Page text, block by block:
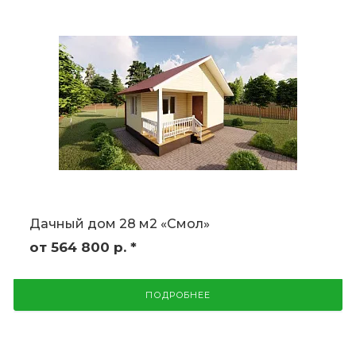
Дачный дом 28 м2 «Смол»
от 564 800 р. *
ПОДРОБНЕЕ